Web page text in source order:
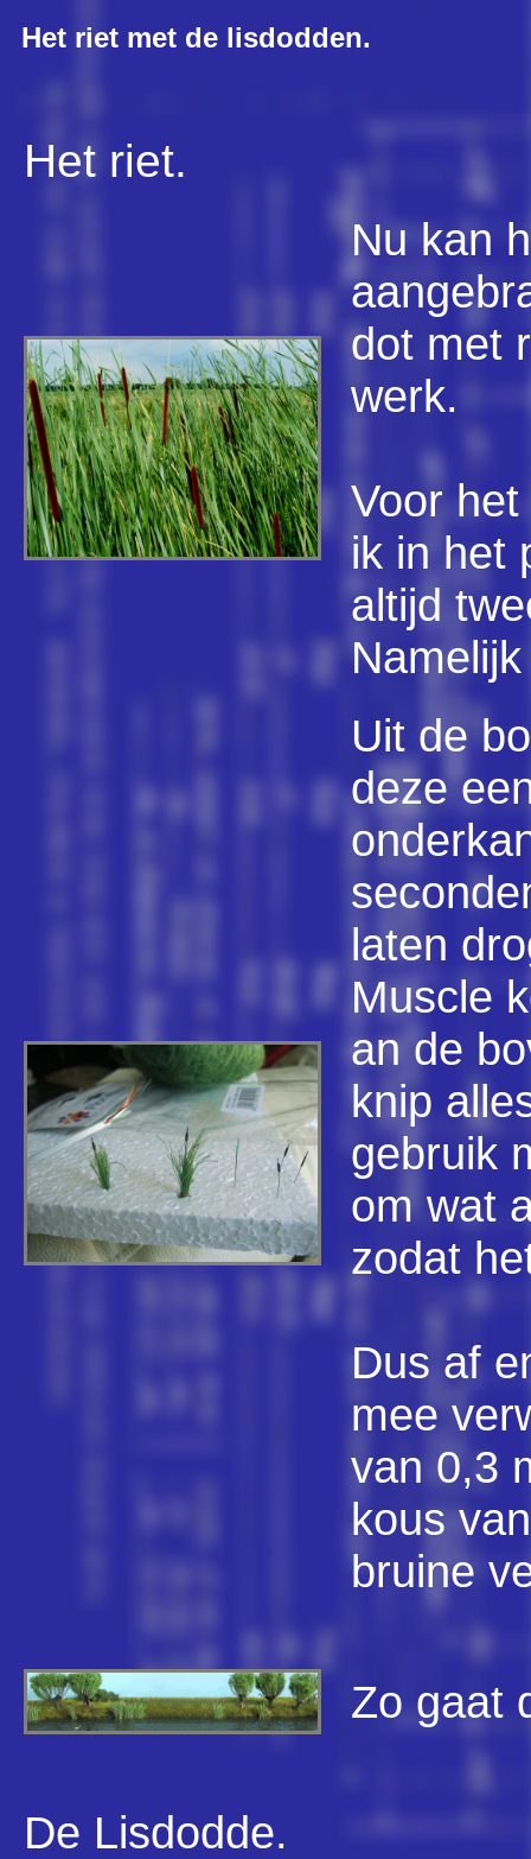
Het riet met de lisdodden.
Het riet.
Nu kan
dot met
werk.
Voor
ik in het
altijd
Uit de
deze
laten
Muscle
an de
knip
gebruik
om wat
zodat
Dus af
mee
van 0,3
kous
bruine
Zo gaat
De Lisdodde.